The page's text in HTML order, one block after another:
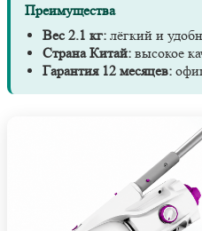
Преимущества
Вес 2.1 кг: лёгкий и
Страна Китай: высокое
Гарантия 12 месяцев: